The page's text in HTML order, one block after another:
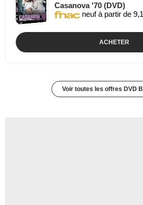
Casanova '70 (DVD)
neuf à partir de
ACHETER
Voir toutes les offres DVD